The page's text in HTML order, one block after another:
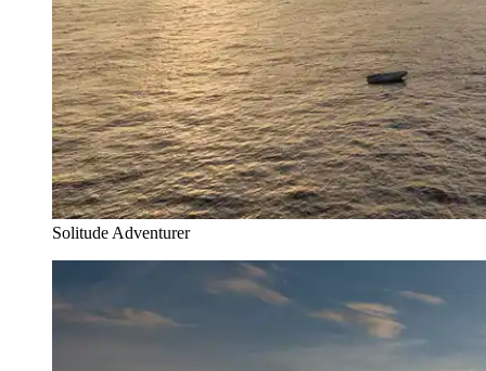
Solitude Adventurer